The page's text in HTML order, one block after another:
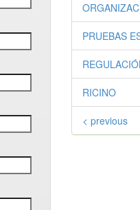
PRUEBAS
RICINO
< previous